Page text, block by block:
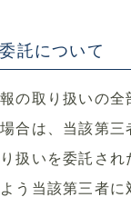
託について
の取り扱いの全
合は、当該第三
扱いを委託され
う当該第三者に